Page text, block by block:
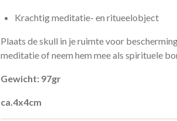
Krachtig meditatie- en ritueelobject
Plaats de skull in je ruimte voor
meditatie of neem hem mee als spirituele
Gewicht: 97gr
ca.4x4cm